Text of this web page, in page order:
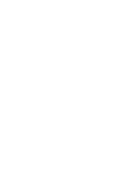
temps par le